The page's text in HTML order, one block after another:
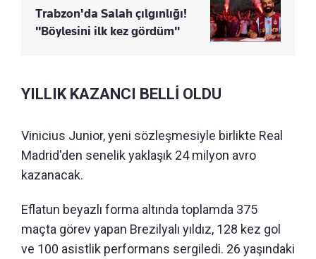
Trabzon'da Salah çılgınlığı!
"Böylesini ilk kez gördüm"
YILLIK KAZANCI BELLİ OLDU
Vinicius Junior, yeni sözleşmesiyle birlikte Real
Madrid'den senelik yaklaşık 24 milyon avro
kazanacak.
Eflatun beyazlı forma altında toplamda 375
maçta görev yapan Brezilyalı yıldız, 128 kez gol
ve 100 asistlik performans sergiledi. 26 yaşındaki